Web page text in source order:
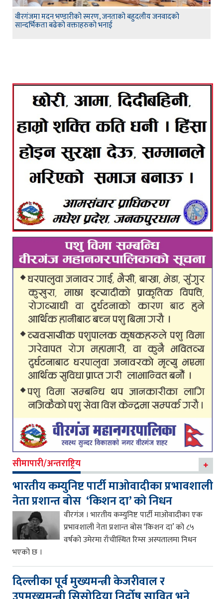
वीरगंजमा मदन भण्डारीको स्मरण, जनताको बहुदलीय जनवादको
सान्दर्भिकता बढेको वक्ताहरुको भनाई
सीमापारी/अन्तराष्ट्रिय
भारतीय कम्युनिष्ट पार्टी माओवादीका प्रभावशाली
नेता प्रशान्त बोस ‘किशन दा’ को निधन
वीरगंज । भारतीय कम्युनिष्ट पार्टी माओवादीका एक
प्रभावशाली नेता प्रशान्त बोस ‘किशन दा’ को ८५
वर्षको उमेरमा राँचीस्थित रिम्स अस्पतालमा निधन
भएको छ ।
दिल्लीका पूर्व मुख्यमन्त्री केजरीवाल र